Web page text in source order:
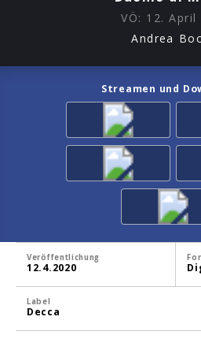
VÖ: 12. April
Andrea
Streamen und
Veröffentlichung
12.4.2020
Label
Decca